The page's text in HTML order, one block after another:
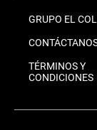
GRUPO EL
TÉRMINOS Y
CONDICIONES